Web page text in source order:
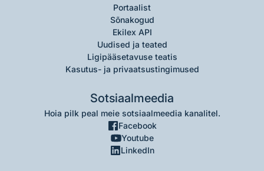
Portaalist
Sõnakogud
Ekilex API
Uudised ja teated
Ligipääsetavuse teatis
Kasutus- ja privaatsustingimused
Sotsiaalmeedia
Hoia pilk peal meie sotsiaalmeedia kanalitel.
Facebook
Youtube
LinkedIn